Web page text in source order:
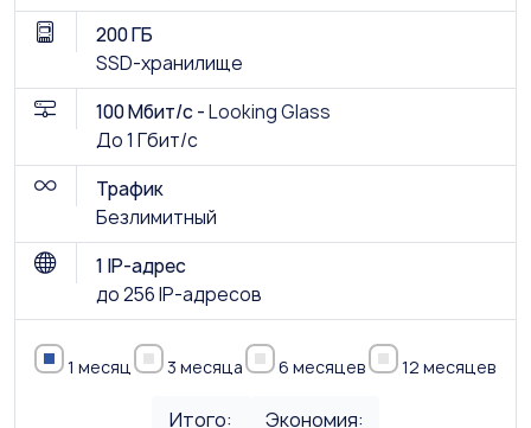
200 ГБ
SSD-хранилище
100 Мбит/с -Looking Glass
До 1 Гбит/с
Трафик
Безлимитный
1 IP-адрес
до 256 IP-адресов
1 месяц 3 месяца 6 месяцев 12 месяцев
Итого:
Экономия: